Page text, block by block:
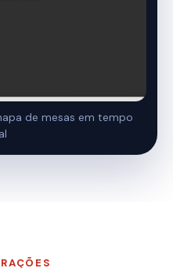
de mesas em tempo